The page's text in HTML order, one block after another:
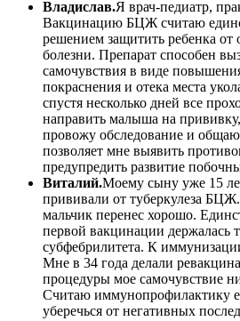
Владислав.Я врач-педиатр,
Вакцинацию БЦЖ считаю
решением защитить ребенка
болезни. Препарат способен
самочувствия в виде
покраснения и отека места
спустя несколько дней все
направить малыша на
провожу обследование и
позволяет мне выявить
предупредить развитие
Виталий.Моему сыну уже 15
прививали от туберкулеза
мальчик перенес хорошо.
первой вакцинации держалась
субфебрилитета. К
Мне в 34 года делали
процедуры мое самочувствие
Считаю иммунопрофилактику
уберечься от негативных